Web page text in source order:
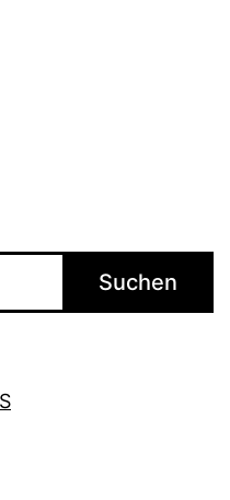
Suchen